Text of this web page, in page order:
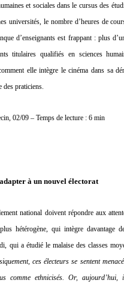
et sociales dans le cursus des
universités, le nombre d’heures de
d’enseignants est frappant : plus
titulaires qualifiés en sciences
elle intègre le cinéma dans sa
des praticiens.
02/09 – Temps de lecture : 6 min
à un nouvel électorat
national doivent répondre aux
hétérogène, qui intègre davantage
qui a étudié le malaise des classes
ces électeurs se sentent
comme ethnicisés. Or,